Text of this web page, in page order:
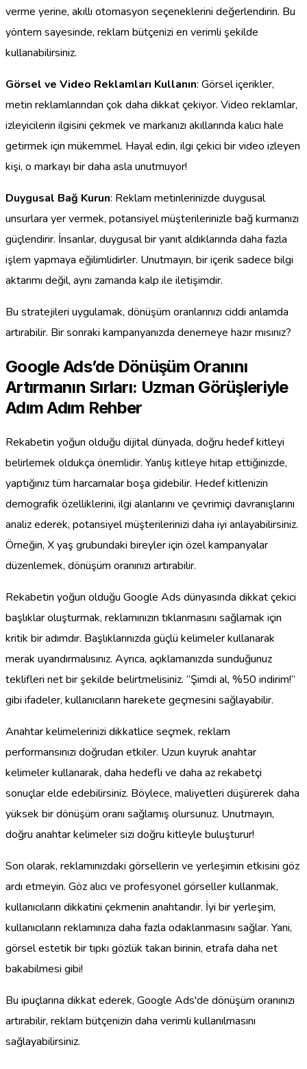
verme yerine, akıllı otomasyon seçeneklerini değerlendirin. Bu
yöntem sayesinde, reklam bütçenizi en verimli şekilde
kullanabilirsiniz.
Görsel ve Video Reklamları Kullanın: Görsel içerikler,
metin reklamlarından çok daha dikkat çekiyor. Video reklamlar,
izleyicilerin ilgisini çekmek ve markanızı akıllarında kalıcı hale
getirmek için mükemmel. Hayal edin, ilgi çekici bir video izleyen
kişi, o markayı bir daha asla unutmuyor!
Duygusal Bağ Kurun: Reklam metinlerinizde duygusal
unsurlara yer vermek, potansiyel müşterilerinizle bağ kurmanızı
güçlendirir. İnsanlar, duygusal bir yanıt aldıklarında daha fazla
işlem yapmaya eğilimlidirler. Unutmayın, bir içerik sadece bilgi
aktarımı değil, aynı zamanda kalp ile iletişimdir.
Bu stratejileri uygulamak, dönüşüm oranlarınızı ciddi anlamda
artırabilir. Bir sonraki kampanyanızda denemeye hazır mısınız?
Google Ads’de Dönüşüm Oranını
Artırmanın Sırları: Uzman Görüşleriyle
Adım Adım Rehber
Rekabetin yoğun olduğu dijital dünyada, doğru hedef kitleyi
belirlemek oldukça önemlidir. Yanlış kitleye hitap ettiğinizde,
yaptığınız tüm harcamalar boşa gidebilir. Hedef kitlenizin
demografik özelliklerini, ilgi alanlarını ve çevrimiçi davranışlarını
analiz ederek, potansiyel müşterilerinizi daha iyi anlayabilirsiniz.
Örneğin, X yaş grubundaki bireyler için özel kampanyalar
düzenlemek, dönüşüm oranınızı artırabilir.
Rekabetin yoğun olduğu Google Ads dünyasında dikkat çekici
başlıklar oluşturmak, reklamınızın tıklanmasını sağlamak için
kritik bir adımdır. Başlıklarınızda güçlü kelimeler kullanarak
merak uyandırmalısınız. Ayrıca, açıklamanızda sunduğunuz
teklifleri net bir şekilde belirtmelisiniz. “Şimdi al, %50 indirim!”
gibi ifadeler, kullanıcıların harekete geçmesini sağlayabilir.
Anahtar kelimelerinizi dikkatlice seçmek, reklam
performansınızı doğrudan etkiler. Uzun kuyruk anahtar
kelimeler kullanarak, daha hedefli ve daha az rekabetçi
sonuçlar elde edebilirsiniz. Böylece, maliyetleri düşürerek daha
yüksek bir dönüşüm oranı sağlamış olursunuz. Unutmayın,
doğru anahtar kelimeler sizi doğru kitleyle buluşturur!
Son olarak, reklamınızdaki görsellerin ve yerleşimin etkisini göz
ardı etmeyin. Göz alıcı ve profesyonel görseller kullanmak,
kullanıcıların dikkatini çekmenin anahtarıdır. İyi bir yerleşim,
kullanıcıların reklamınıza daha fazla odaklanmasını sağlar. Yani,
görsel estetik bir tıpkı gözlük takan birinin, etrafa daha net
bakabilmesi gibi!
Bu ipuçlarına dikkat ederek, Google Ads'de dönüşüm oranınızı
artırabilir, reklam bütçenizin daha verimli kullanılmasını
sağlayabilirsiniz.